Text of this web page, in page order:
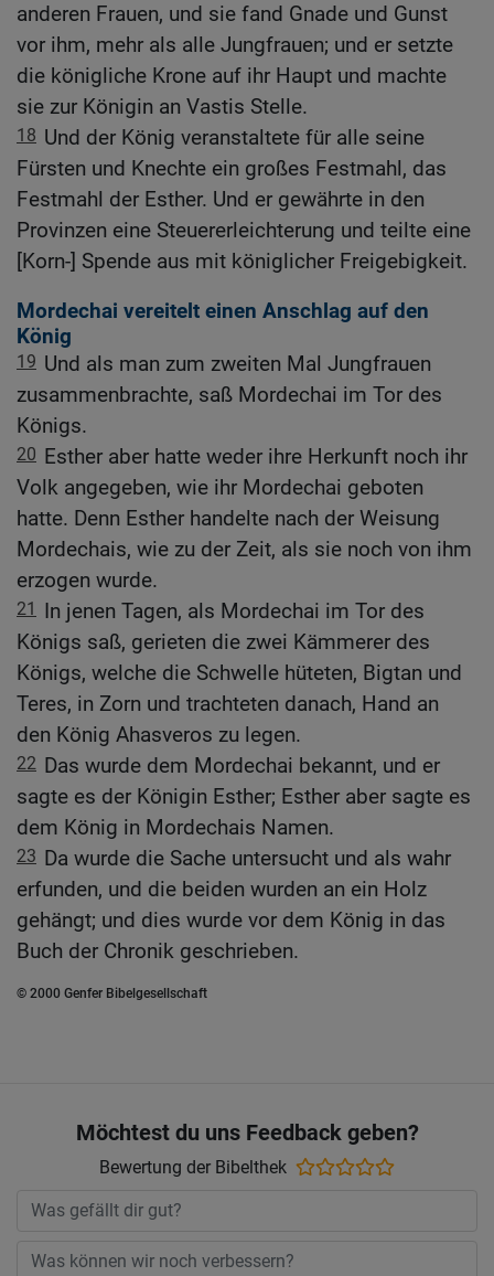
anderen Frauen, und sie fand Gnade und Gunst
vor ihm, mehr als alle Jungfrauen; und er setzte
die königliche Krone auf ihr Haupt und machte
sie zur Königin an Vastis Stelle.
18 Und der König veranstaltete für alle seine
Fürsten und Knechte ein großes Festmahl, das
Festmahl der Esther. Und er gewährte in den
Provinzen eine Steuererleichterung und teilte eine
[Korn-] Spende aus mit königlicher Freigebigkeit.
Mordechai vereitelt einen Anschlag auf den
König
19 Und als man zum zweiten Mal Jungfrauen
zusammenbrachte, saß Mordechai im Tor des
Königs.
20 Esther aber hatte weder ihre Herkunft noch ihr
Volk angegeben, wie ihr Mordechai geboten
hatte. Denn Esther handelte nach der Weisung
Mordechais, wie zu der Zeit, als sie noch von ihm
erzogen wurde.
21
In jenen Tagen, als Mordechai im Tor des
Königs saß, gerieten die zwei Kämmerer des
Königs, welche die Schwelle hüteten, Bigtan und
Teres, in Zorn und trachteten danach, Hand an
den König Ahasveros zu legen.
22 Das wurde dem Mordechai bekannt, und er
sagte es der Königin Esther; Esther aber sagte es
dem König in Mordechais Namen.
23 Da wurde die Sache untersucht und als wahr
erfunden, und die beiden wurden an ein Holz
gehängt; und dies wurde vor dem König in das
Buch der Chronik geschrieben.
© 2000 Genfer Bibelgesellschaft
Möchtest du uns Feedback geben?
Bewertung der Bibelthek